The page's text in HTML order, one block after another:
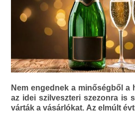
Nem engednek a minőségből a
az idei szilveszteri szezonra is
várták a vásárlókat. Az elmúlt